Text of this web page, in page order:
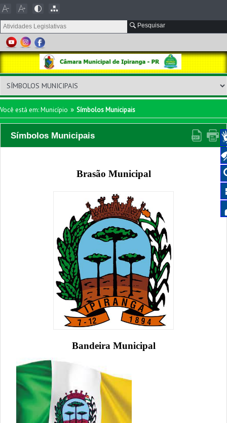
Pesquisar
Você está em: Município » Símbolos Municipais
Símbolos Municipais
Brasão Municipal
Bandeira Municipal